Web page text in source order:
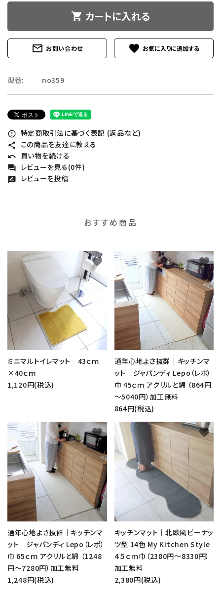
shopping_cart カートに入れる
mail_outline お問い合わせ favorite
型番: no359
error_outline 特定商取引法に基づく表記 (返品など)
share この商品を友達に教える
undo 買い物を続ける
forum レビューを見る(0件)
rate_review レビューを投稿
おすすめ商品
ミニマルトイレマット 43ｃｍ
×40ｃｍ
1,120円(税込)
favorite
通年心地よさ抜群｜キッチンマ
ット ジャパンディ Lepo（レポ）
巾 45ｃｍ アクリルと綿 （864円
～5040円）加工無料
864円(税込)
favorite
通年心地よさ抜群｜キッチンマ
ット ジャパンディ Lepo（レポ）
巾 65ｃｍ アクリルと綿 （1248
円～7280円）加工無料
1,248円(税込)
favorite
キッチンマット｜北欧風ピーナッ
ツ型 14色 My Kitchen Style
４５ｃｍ巾（2380円～8330円）
加工無料
2,380円(税込)
favorite